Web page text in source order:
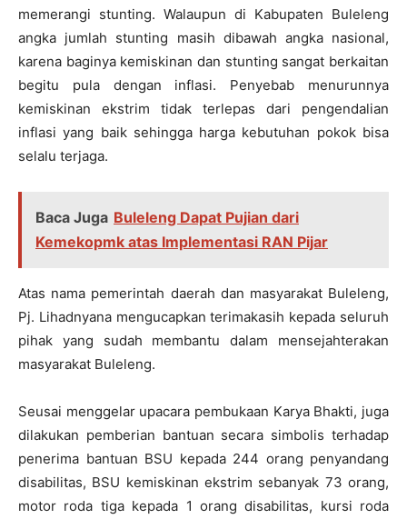
memerangi stunting. Walaupun di Kabupaten Buleleng
angka jumlah stunting masih dibawah angka nasional,
karena baginya kemiskinan dan stunting sangat berkaitan
begitu pula dengan inflasi. Penyebab menurunnya
kemiskinan ekstrim tidak terlepas dari pengendalian
inflasi yang baik sehingga harga kebutuhan pokok bisa
selalu terjaga.
Baca Juga Buleleng Dapat Pujian dari
Kemekopmk atas Implementasi RAN Pijar
Atas nama pemerintah daerah dan masyarakat Buleleng,
Pj. Lihadnyana mengucapkan terimakasih kepada seluruh
pihak yang sudah membantu dalam mensejahterakan
masyarakat Buleleng.
Seusai menggelar upacara pembukaan Karya Bhakti, juga
dilakukan pemberian bantuan secara simbolis terhadap
penerima bantuan BSU kepada 244 orang penyandang
disabilitas, BSU kemiskinan ekstrim sebanyak 73 orang,
motor roda tiga kepada 1 orang disabilitas, kursi roda